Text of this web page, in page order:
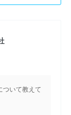
ついて教えて